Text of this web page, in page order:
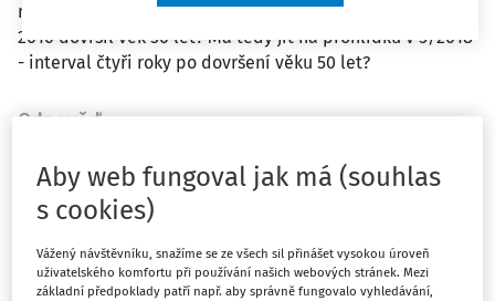
nastoupil a vstupní prohlídku měl v květnu 2014, v roce
2016 dovršil věk 50 let? Má tedy jít na prohlídku v 5/2018
- interval čtyři roky po dovršení věku 50 let?
Odpověď
Aby web fungoval jak má (souhlas
s cookies)
Vážený návštěvníku, snažíme se ze všech sil přinášet vysokou úroveň
uživatelského komfortu při používání našich webových stránek. Mezi
základní předpoklady patří např. aby správně fungovalo vyhledávání,